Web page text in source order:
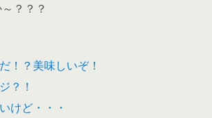
？？？
！？美味しいぞ！
？！
けど・・・